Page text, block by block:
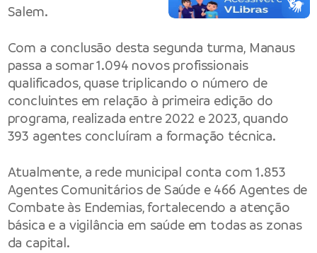
Salem.
Com a conclusão desta segunda turma, Manaus
passa a somar 1.094 novos profissionais
qualificados, quase triplicando o número de
concluintes em relação à primeira edição do
programa, realizada entre 2022 e 2023, quando
393 agentes concluíram a formação técnica.
Atualmente, a rede municipal conta com 1.853
Agentes Comunitários de Saúde e 466 Agentes de
Combate às Endemias, fortalecendo a atenção
básica e a vigilância em saúde em todas as zonas
da capital.